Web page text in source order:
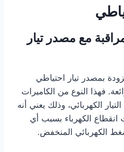
مع مصدر تيار
بمصدر تيار احتياطي
فهذا النوع من الكاميرات
الكهربائي، وذلك يعني أنه
الكهرباء بسبب أي
الكهربائي المنخفض.